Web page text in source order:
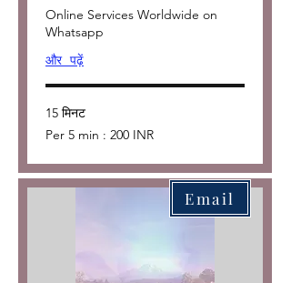
Online Services Worldwide on
Whatsapp
और पढ़ें
15 मिनट
Per
5
INR
Per 5 min : 200 INR
Email